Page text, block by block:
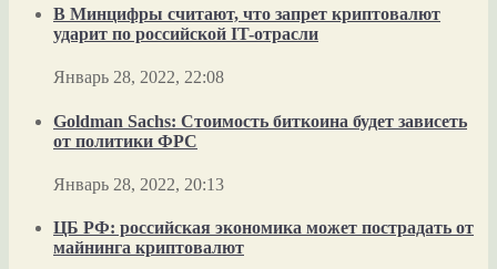
В Минцифры считают, что запрет криптовалют
ударит по российской IT-отрасли
Январь 28, 2022, 22:08
Goldman Sachs: Стоимость биткоина будет зависеть
от политики ФРС
Январь 28, 2022, 20:13
ЦБ РФ: российская экономика может пострадать от
майнинга криптовалют